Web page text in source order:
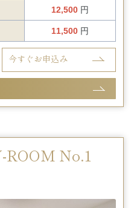
12,500 円
11,500 円
今すぐお申込み
No.1